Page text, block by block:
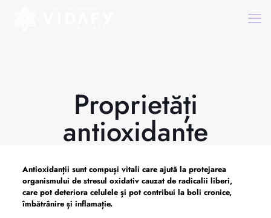
Proprietăți
antioxidante
Antioxidanții sunt compuși vitali care ajută la protejarea
organismului de stresul oxidativ cauzat de radicalii liberi,
care pot deteriora celulele și pot contribui la boli cronice,
îmbătrânire și inflamație.